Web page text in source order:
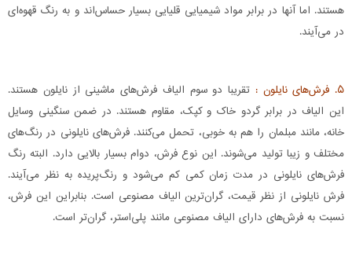
هستند. اما آنها در برابر مواد شیمیایی قلیایی بسیار حساس‌اند و به رنگ قهوه‌ای
در می‌آیند.
۵. فرش‌های نایلون :
تقریبا دو سوم الیاف فرش‌های ماشینی از نایلون هستند.
این الیاف در برابر گردو خاک و کپک، مقاوم هستند. در ضمن سنگینی وسایل
خانه، مانند مبلمان را هم به خوبی، تحمل می‌کنند. فرش‌های نایلونی در رنگ‌های
مختلف و زیبا تولید می‌شوند. این نوع فرش، دوام بسیار بالایی دارد. البته رنگ
فرش‌های نایلونی در مدت زمان کمی کم می‌شود و رنگ‌پریده به نظر می‌آیند.
فرش نایلونی از نظر قیمت،‌ گران‌ترین الیاف مصنوعی است. بنابراین این فرش،
نسبت به فرش‌های دارای الیاف مصنوعی مانند پلی‌استر، گران‌تر است.